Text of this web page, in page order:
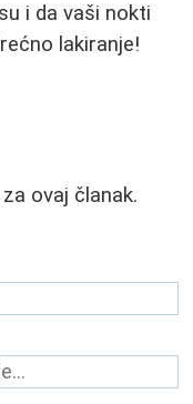
i da vaši nokti
lakiranje!
ovaj članak.